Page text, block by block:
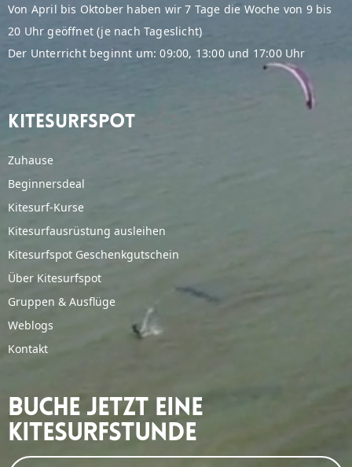
Von April bis Oktober haben wir 7 Tage die Woche von 9 bis
20 Uhr geöffnet (je nach Tageslicht)
Der Unterricht beginnt um: 09:00, 13:00 und 17:00 Uhr
Kitesurfspot
Zuhause
Beginnersdeal
Kitesurf-Kurse
Kitesurfausrüstung ausleihen
Kitesurfspot Geschenkgutschein
Über Kitesurfspot
Gruppen & Ausflüge
Weblogs
Kontakt
Buche Jetzt Eine
Kitesurfstunde